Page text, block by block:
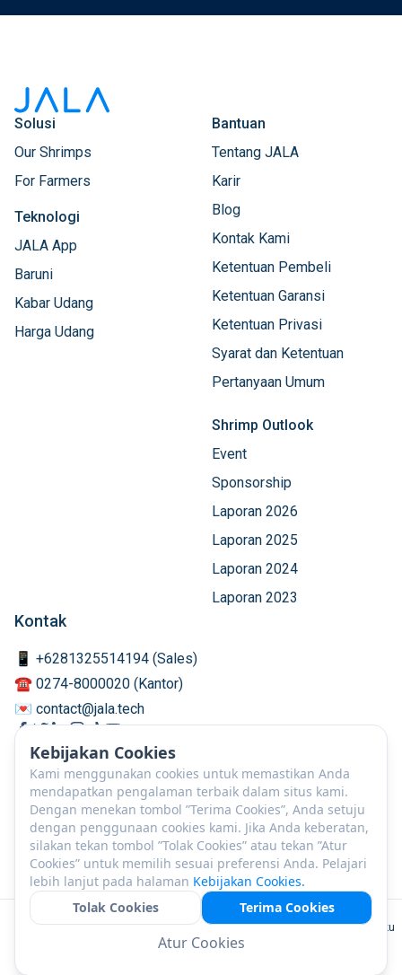
Kebijakan Cookies
Kami menggunakan cookies untuk memastikan Anda
mendapatkan pengalaman terbaik dalam situs kami.
Dengan menekan tombol ”Terima Cookies”, Anda setuju
dengan penggunaan cookies kami. Jika Anda keberatan,
silakan tekan tombol ”Tolak Cookies” atau tekan ”Atur
Cookies” untuk memilih sesuai preferensi Anda. Pelajari
lebih lanjut pada halaman Kebijakan Cookies.
Tolak Cookies
Terima Cookies
Atur Cookies
Solusi
Our Shrimps
For Farmers
Teknologi
JALA App
Baruni
Kabar Udang
Harga Udang
Bantuan
Tentang JALA
Karir
Blog
Kontak Kami
Ketentuan Pembeli
Ketentuan Garansi
Ketentuan Privasi
Syarat dan Ketentuan
Pertanyaan Umum
Shrimp Outlook
Event
Sponsorship
Laporan 2026
Laporan 2025
Laporan 2024
Laporan 2023
Kontak
📱 +6281325514194 (Sales)
☎️ 0274-8000020 (Kantor)
💌 contact@jala.tech
ID © 2026PT JALA Akuakultur Lestari Alamku